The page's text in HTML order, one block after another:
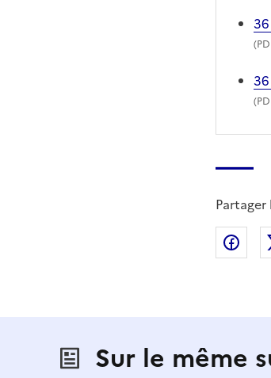
(
(
Partager
Sur le même